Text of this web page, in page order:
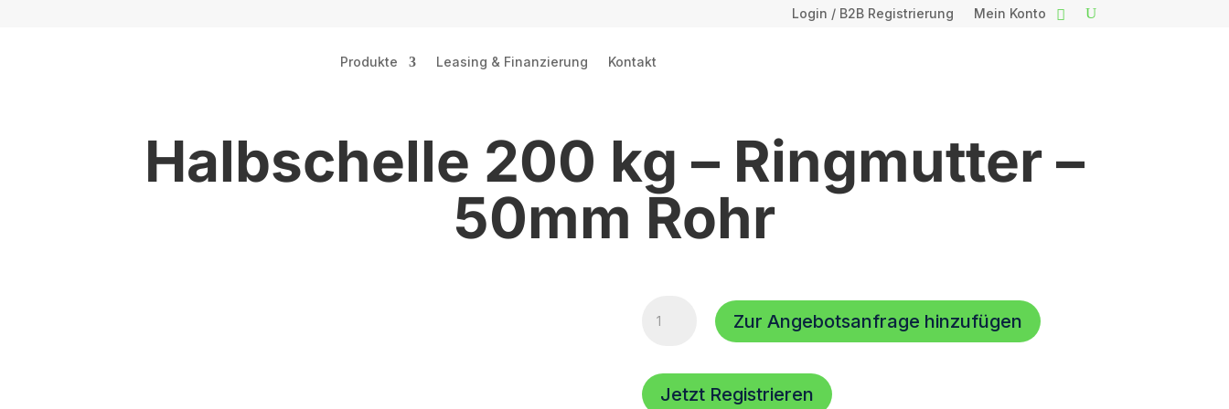
Login / B2B Registrierung Mein Konto
Produkte Leasing & Finanzierung Kontakt
Halbschelle 200 kg – Ringmutter –
50mm Rohr
200
Ringmutter
Zur Angebotsanfrage hinzufügen
Jetzt Registrieren